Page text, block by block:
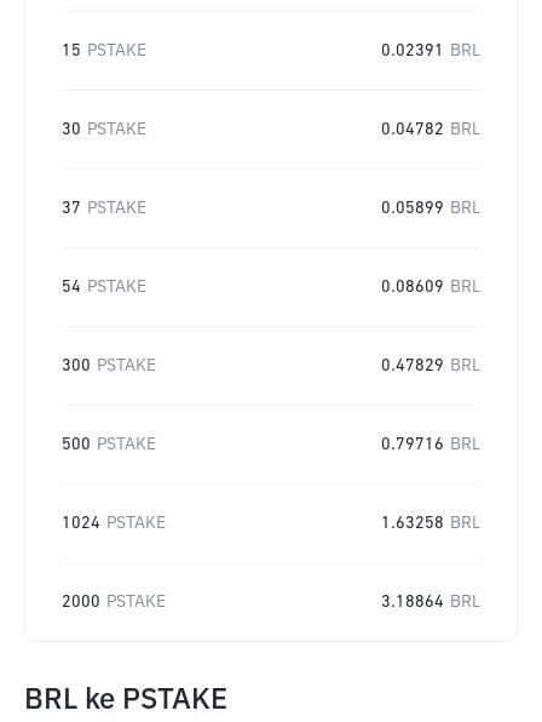
15 PSTAKE 0.02391 BRL
30 PSTAKE 0.04782 BRL
37 PSTAKE 0.05899 BRL
54 PSTAKE 0.08609 BRL
300 PSTAKE 0.47829 BRL
500 PSTAKE 0.79716 BRL
1024 PSTAKE 1.63258 BRL
2000 PSTAKE 3.18864 BRL
BRL ke PSTAKE